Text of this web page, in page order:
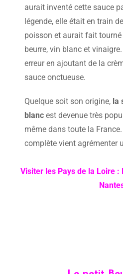
aurait inventé cette sauce
légende, elle était en train
poisson et aurait fait
beurre, vin blanc et
erreur en ajoutant de la
sauce onctueuse.
Quelque soit son origine, la
blanc est devenue très
même dans toute la
complète vient agrémenter
Visiter les Pays de la Loire :